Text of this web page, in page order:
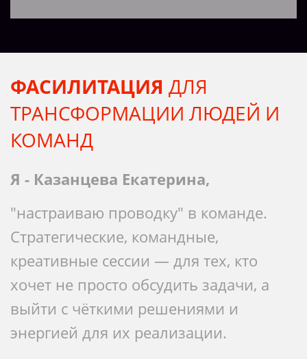
ФАСИЛИТАЦИЯ ДЛЯ
ТРАНСФОРМАЦИИ ЛЮДЕЙ И
КОМАНД
Я - Казанцева Екатерина,
"настраиваю проводку" в команде.
Стратегические, командные,
креативные сессии — для тех, кто
хочет не просто обсудить задачи, а
выйти с чёткими решениями и
энергией для их реализации.